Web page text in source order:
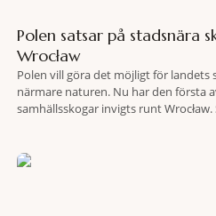
Polen satsar på stadsnära
Wrocław
Polen vill göra det möjligt för
närmare naturen. Nu har den första
samhällsskogar invigts runt
fler människor ska kunna promenera,